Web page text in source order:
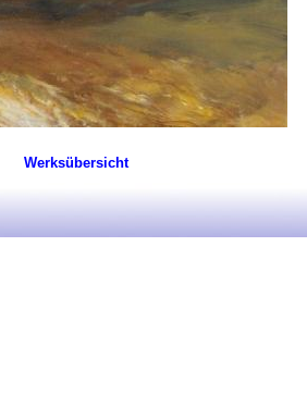
Werksübersicht